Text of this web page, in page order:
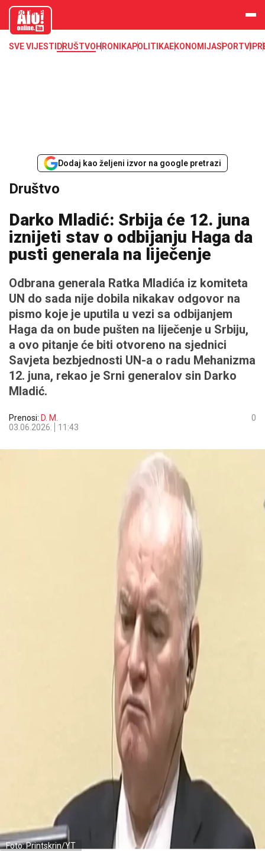
aloonline.b
SVE VIJESTI DRUŠTVOHRONIKAPOLITIKAEKONOMIJASPORTVIP
Dodaj kao željeni izvor na google pretrazi
Društvo
Darko Mladić: Srbija će 12. juna
iznijeti stav o odbijanju Haga da
pusti generala na liječenje
Odbrana generala Ratka Mladića iz komiteta
UN do sada nije dobila nikakav odgovor na
pismo koje je uputila u vezi sa odbijanjem
Haga da on bude pušten na liječenje u Srbiju,
a ovo pitanje će biti otvoreno na sjednici
Savjeta bezbjednosti UN-a o radu Mehanizma
12. juna, rekao je Srni generalov sin Darko
Mladić.
Prenosi: D. M.
03.06.2026.
11:43
0
Foto: Printskrin/YT